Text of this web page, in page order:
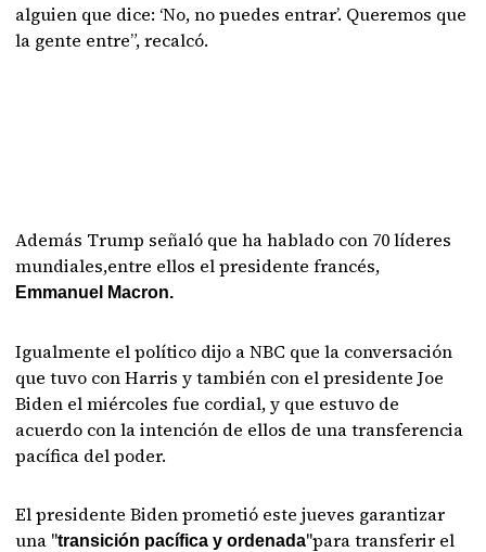
alguien que dice: ‘No, no puedes entrar’. Queremos que
la gente entre”, recalcó.
Además Trump señaló que ha hablado con 70 líderes
mundiales,entre ellos el presidente francés,
Emmanuel Macron.
Igualmente el político dijo a NBC que la conversación
que tuvo con Harris y también con el presidente Joe
Biden el miércoles fue cordial, y que estuvo de
acuerdo con la intención de ellos de una transferencia
pacífica del poder.
El presidente Biden prometió este jueves garantizar
una "transición pacífica y ordenada"para transferir el